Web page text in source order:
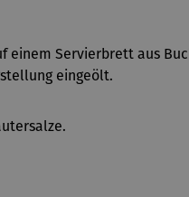
einem Servierbrett aus
eingeölt.